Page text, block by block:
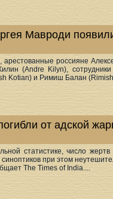
Мавроди
россияне
(Andre Kilyn),
Kotian) и Римиш Балан
от адской
статистике, число
синоптиков при этом
The Times of India....